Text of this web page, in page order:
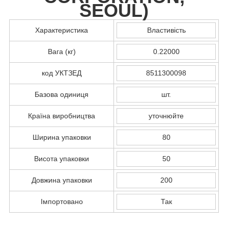
SEOUL)
Характеристика Властивість
Вага (кг) 0.22000
код УКТЗЕД 8511300098
Базова одиниця шт.
Країна виробництва уточнюйте
Ширина упаковки 80
Висота упаковки 50
Довжина упаковки 200
Імпортовано Так